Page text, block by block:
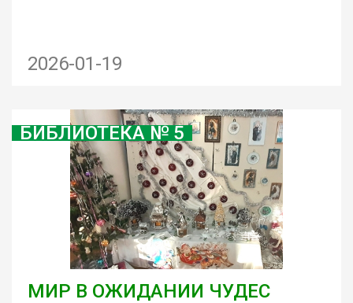
2026-01-19
БИБЛИОТЕКА № 5
МИР В ОЖИДАНИИ ЧУДЕС